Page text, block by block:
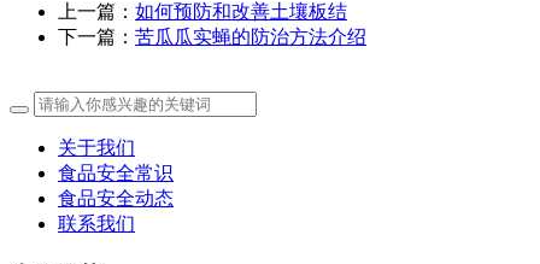
上一篇： 如何预防和改善土壤板结
下一篇： 苦瓜瓜实蝇的防治方法介绍
关于我们
食品安全常识
食品安全动态
联系我们